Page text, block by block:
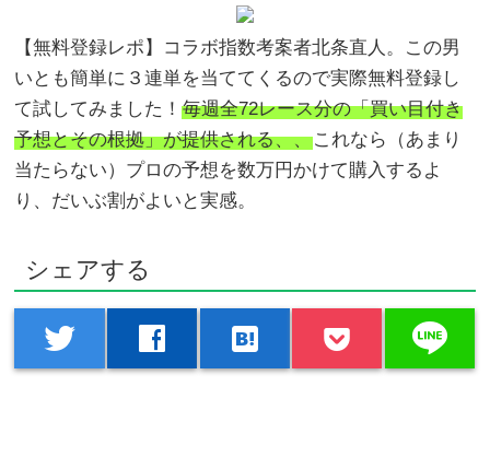
【無料登録レポ】コラボ指数考案者北条直人。この男
いとも簡単に３連単を当ててくるので実際無料登録し
て試してみました！毎週全72レース分の「買い目付き
予想とその根拠」が提供される、、これなら（あまり
当たらない）プロの予想を数万円かけて購入するよ
り、だいぶ割がよいと実感。
シェアする
twitter facebook hatenabookmark line